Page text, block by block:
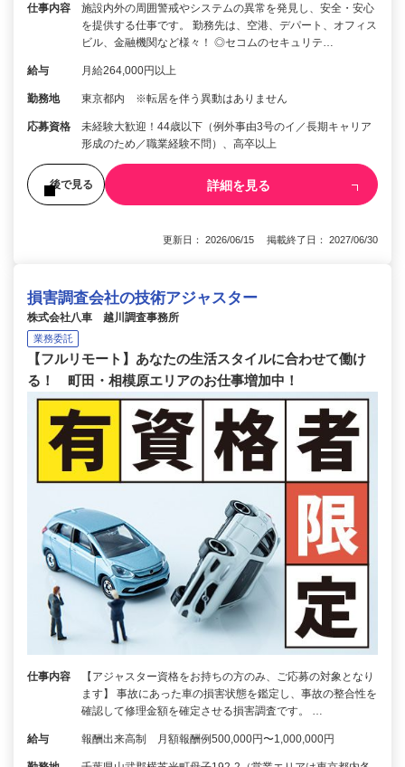
仕事内容
施設内外の周囲警戒やシステムの異常を発見し、安全・安心
を提供する仕事です。 勤務先は、空港、デパート、オフィス
ビル、金融機関など様々！ ◎セコムのセキュリテ…
給与 月給264,000円以上
勤務地 東京都内 ※転居を伴う異動はありません
応募資格
未経験大歓迎！44歳以下（例外事由3号のイ／長期キャリア
形成のため／職業経験不問）、高卒以上
後で見る 詳細を見る
更新日： 2026/06/15 掲載終了日： 2027/06/30
損害調査会社の技術アジャスター
株式会社八車 越川調査事務所
業務委託
【フルリモート】あなたの生活スタイルに合わせて働け
る！ 町田・相模原エリアのお仕事増加中！
仕事内容
【アジャスター資格をお持ちの方のみ、ご応募の対象となり
ます】 事故にあった車の損害状態を鑑定し、事故の整合性を
確認して修理金額を確定させる損害調査です。 …
給与 報酬出来高制 月額報酬例500,000円〜1,000,000円